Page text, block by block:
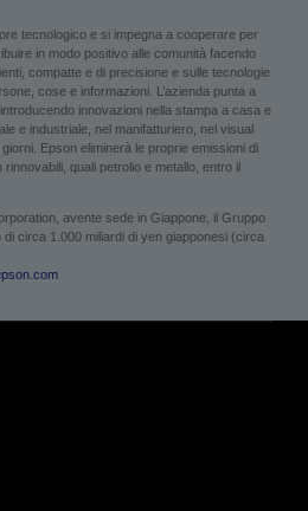
tecnologico e si impegna a cooperare per
in modo positivo alle comunità facendo
compatte e di precisione e sulle tecnologie
cose e informazioni. L’azienda punta a
innovazioni nella stampa a casa e
e industriale, nel manifatturiero, nel visual
Epson eliminerà le proprie emissioni di
quali petrolio e metallo, entro il
avente sede in Giappone, il Gruppo
circa 1.000 miliardi di yen giapponesi (circa